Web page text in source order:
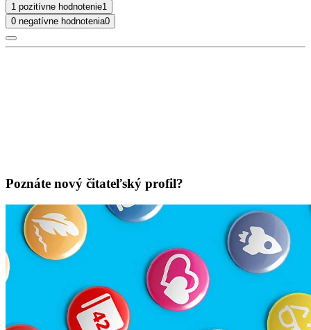
1 pozitívne hodnotenie1
0 negatívne hodnotenia0
Poznáte nový čitateľský profil?